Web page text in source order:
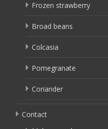
Frozen strawberry
Broad beans
Colcasia
Pomegranate
Coriander
Contact